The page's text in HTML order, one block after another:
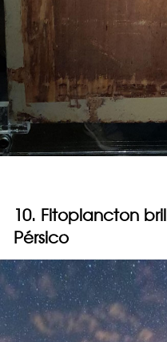
10. Fitoplancton
Pérsico